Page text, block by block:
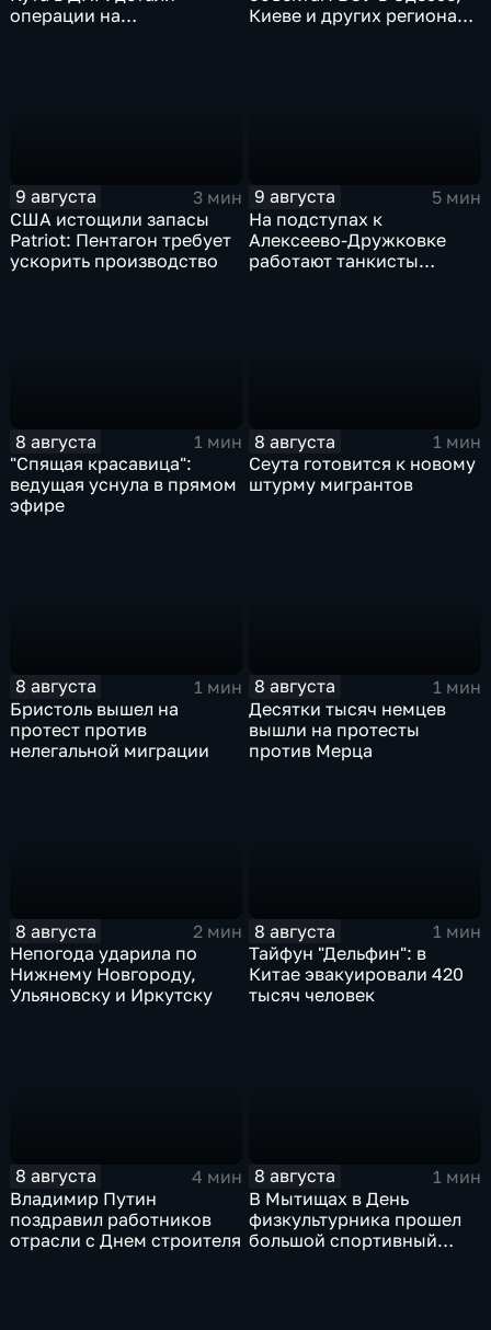
операции на
Киеве и других регионах
9 августа
3 мин
США истощили запасы
Patriot: Пентагон требует
ускорить производство
9 августа
5 мин
На подступах к
Алексеево-Дружковке
работают танкисты
8 августа
1 мин
"Спящая красавица":
ведущая уснула в прямом
эфире
8 августа
1 мин
Сеута готовится к новому
штурму мигрантов
8 августа
1 мин
Бристоль вышел на
протест против
нелегальной миграции
8 августа
1 мин
Десятки тысяч немцев
вышли на протесты
против Мерца
8 августа
2 мин
Непогода ударила по
Нижнему Новгороду,
Ульяновску и Иркутску
8 августа
1 мин
Тайфун "Дельфин": в
Китае эвакуировали 420
тысяч человек
8 августа
4 мин
Владимир Путин
поздравил работников
отрасли с Днем строителя
8 августа
1 мин
В Мытищах в День
физкультурника прошел
большой спортивный